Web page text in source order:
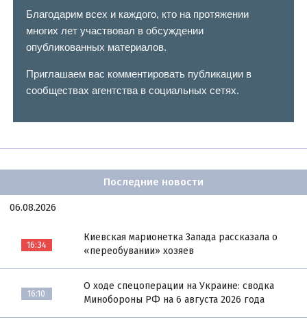
Благодарим всех и каждого, кто на протяжении
многих лет участвовал в обсуждении
опубликованных материалов.
Приглашаем вас комментировать публикации в
сообществах агентства в социальных сетях.
Последние новости
06.08.2026
16:34
Киевская марионетка Запада рассказала о
«переобувании» хозяев
16:10
О ходе спецоперации на Украине: сводка
Минобороны РФ на 6 августа 2026 года